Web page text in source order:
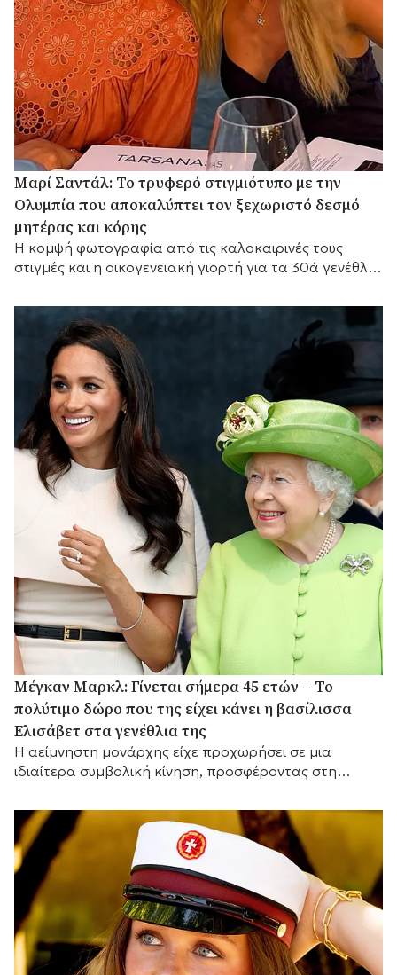
Μαρί Σαντάλ: Το τρυφερό στιγμιότυπο με την
Ολυμπία που αποκαλύπτει τον ξεχωριστό δεσμό
μητέρας και κόρης
Η κομψή φωτογραφία από τις καλοκαιρινές τους
στιγμές και η οικογενειακή γιορτή για τα 30ά γενέθλια
Μέγκαν Μαρκλ: Γίνεται σήμερα 45 ετών – Το
πολύτιμο δώρο που της είχει κάνει η βασίλισσα
Ελισάβετ στα γενέθλια της
Η αείμνηστη μονάρχης είχε προχωρήσει σε μια
ιδιαίτερα συμβολική κίνηση, προσφέροντας στη
προσωπική της συλλογή.